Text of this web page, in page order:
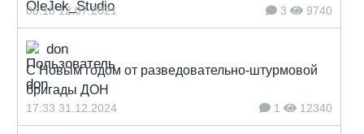
08:18 12.07.2021 3 9740
don
С Новым годом от разведовательно-штурмовой
бригады ДОН
17:33 31.12.2024 1 12340